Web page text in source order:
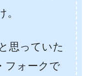
思っていた
フォークで